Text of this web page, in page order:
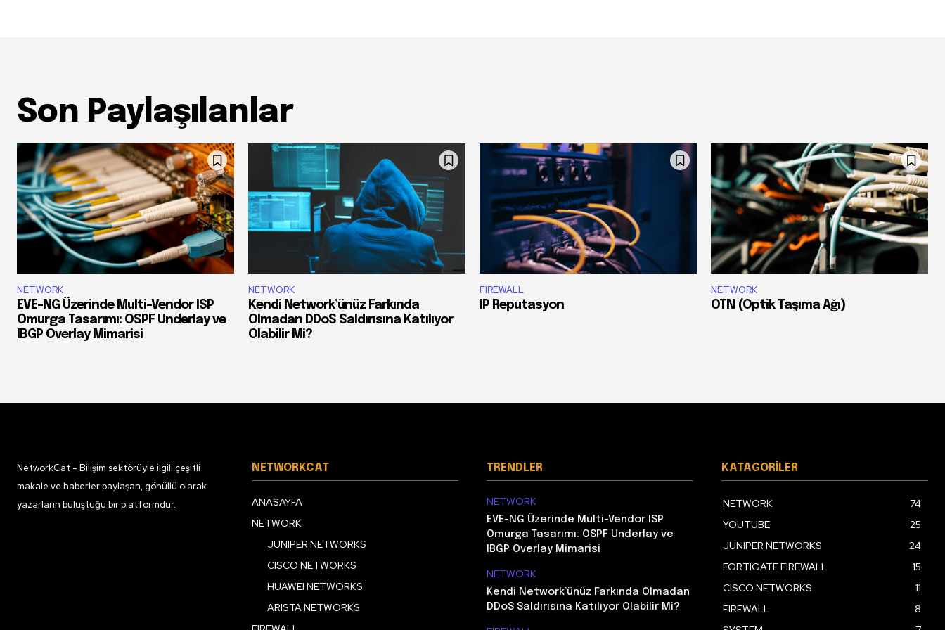
Son Paylaşılanlar
NETWORK
EVE-NG Üzerinde Multi-Vendor ISP
Omurga Tasarımı: OSPF Underlay ve
IBGP Overlay Mimarisi
NETWORK
Kendi Network’ünüz Farkında
Olmadan DDoS Saldırısına Katılıyor
Olabilir Mi?
FIREWALL
IP Reputasyon
NETWORK
OTN (Optik Taşıma Ağı)
NetworkCat - Bilişim sektörüyle ilgili çeşitli
makale ve haberler paylaşan, gönüllü olarak
yazarların buluştuğu bir platformdur.
NETWORKCAT
ANASAYFA
NETWORK
JUNIPER NETWORKS
CISCO NETWORKS
HUAWEI NETWORKS
ARISTA NETWORKS
TRENDLER
NETWORK
EVE-NG Üzerinde Multi-Vendor ISP
Omurga Tasarımı: OSPF Underlay ve
IBGP Overlay Mimarisi
NETWORK
Kendi Network’ünüz Farkında Olmadan
DDoS Saldırısına Katılıyor Olabilir Mi?
KATAGORILER
NETWORK
74
YOUTUBE
25
JUNIPER NETWORKS
24
FORTIGATE FIREWALL
15
CISCO NETWORKS
11
FIREWALL
8